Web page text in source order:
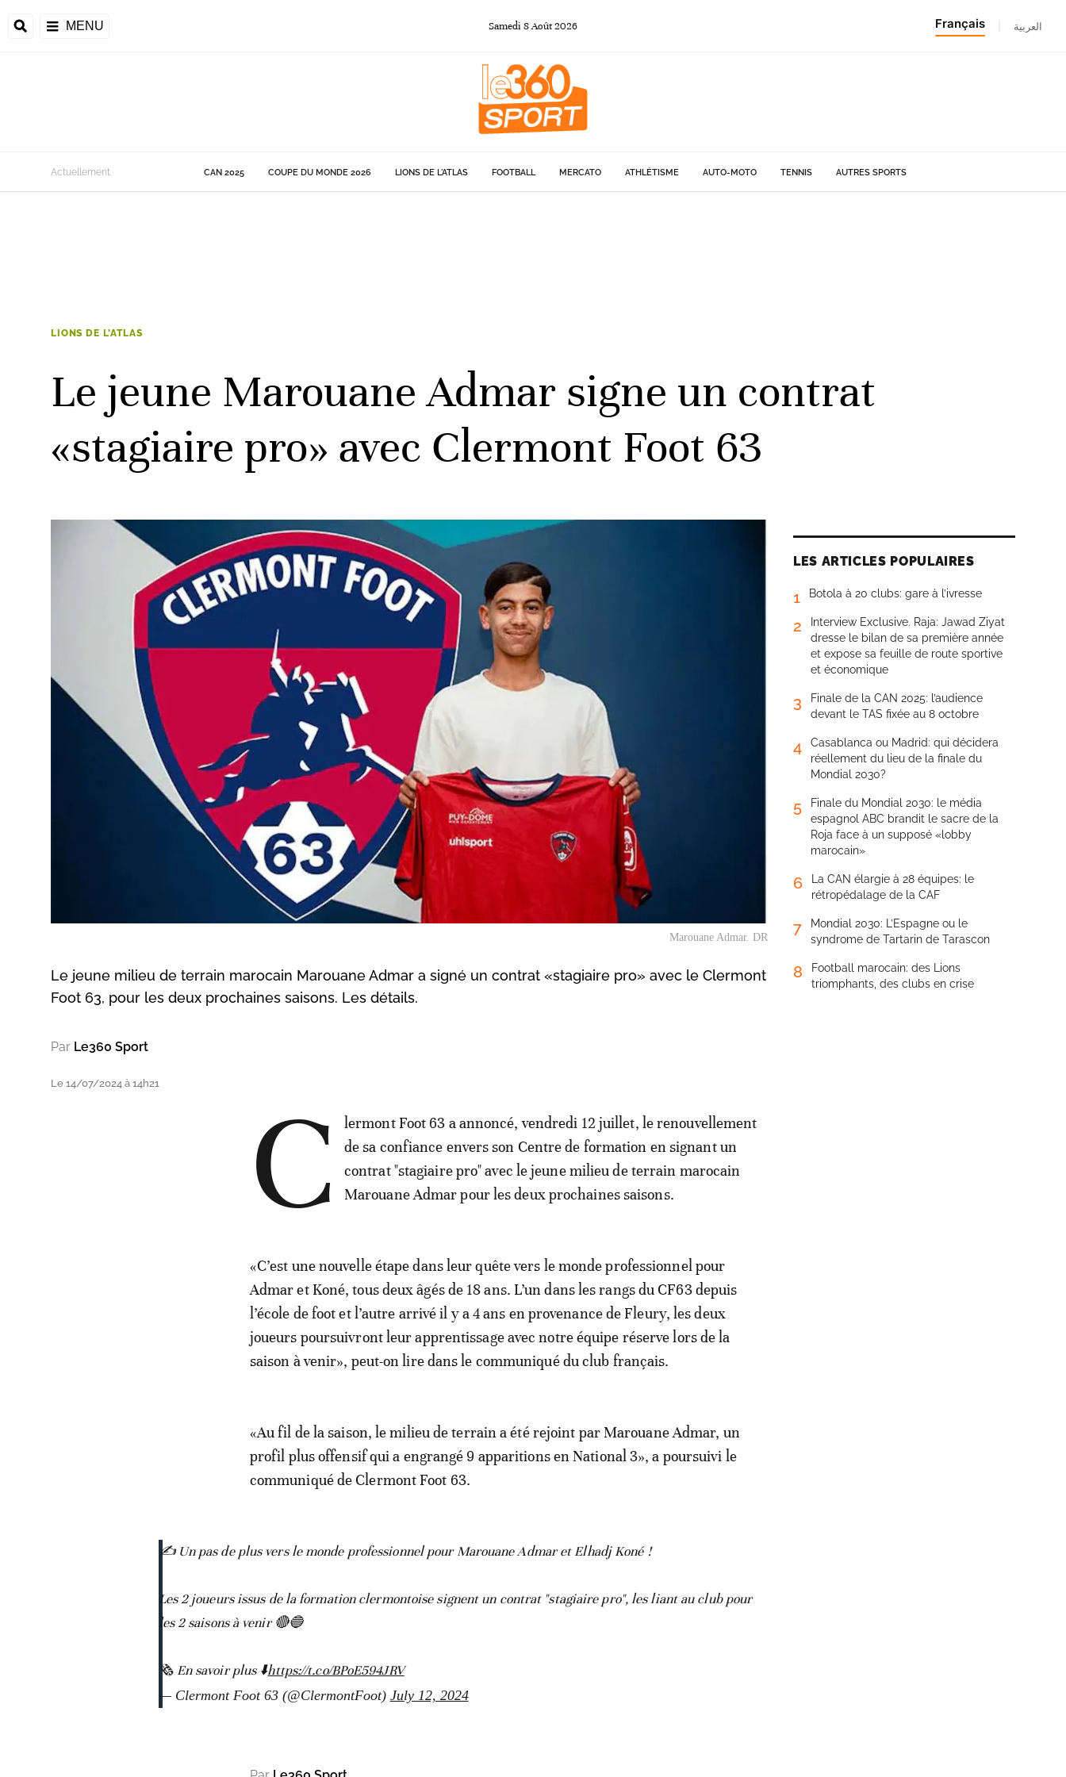
MENU Samedi 8Août2026 Français العربية
de la CAF
Actuellement CAN 2025 COUPE DU MONDE 2026 LIONS DE L'ATLAS FOOTBALL MERCATO ATHLÉTISME AUTO-MOTO TENNIS AUTRES SPORTS
LIONS DE L'ATLAS
Le jeune Marouane Admar signe un contrat
«stagiaire pro» avec Clermont Foot 63
Marouane Admar. DR
Le jeune milieu de terrain marocain Marouane Admar a signé un contrat «stagiaire pro» avec le Clermont
Foot 63, pour les deux prochaines saisons. Les détails.
Par Le360 Sport
Le 14/07/2024 à 14h21 C
lermont Foot 63 a annoncé, vendredi 12 juillet, le renouvellement
de sa confiance envers son Centre de formation en signant un
contrat "stagiaire pro" avec le jeune milieu de terrain marocain
Marouane Admar pour les deux prochaines saisons.
«C’est une nouvelle étape dans leur quête vers le monde professionnel pour
Admar et Koné, tous deux âgés de 18 ans. L’un dans les rangs du CF63 depuis
l’école de foot et l’autre arrivé il y a 4 ans en provenance de Fleury, les deux
joueurs poursuivront leur apprentissage avec notre équipe réserve lors de la
saison à venir», peut-on lire dans le communiqué du club français.
«Au fil de la saison, le milieu de terrain a été rejoint par Marouane Admar, un
profil plus offensif qui a engrangé 9 apparitions en National 3», a poursuivi le
communiqué de Clermont Foot 63.
✍️ Un pas de plus vers le monde professionnel pour Marouane Admar et Elhadj Koné !
Les 2 joueurs issus de la formation clermontoise signent un contrat "stagiaire pro", les liant au club pour
les 2 saisons à venir 🔴🔵
🗞️ En savoir plus ⬇️https://t.co/BPoE594JRV
— Clermont Foot 63 (@ClermontFoot) July 12, 2024
LES ARTICLES POPULAIRES
1 Botola à 20 clubs: gare à l’ivresse
2
Interview Exclusive. Raja: Jawad Ziyat
dresse le bilan de sa première année
et expose sa feuille de route sportive
et économique
3
Finale de la CAN 2025: l’audience
devant le TAS fixée au 8 octobre
4
Casablanca ou Madrid: qui décidera
réellement du lieu de la finale du
Mondial 2030?
5
Finale du Mondial 2030: le média
espagnol ABC brandit le sacre de la
Roja face à un supposé «lobby
marocain»
6
La CAN élargie à 28 équipes: le
rétropédalage de la CAF
7
Mondial 2030: L’Espagne ou le
syndrome de Tartarin de Tarascon
8
Football marocain: des Lions
triomphants, des clubs en crise